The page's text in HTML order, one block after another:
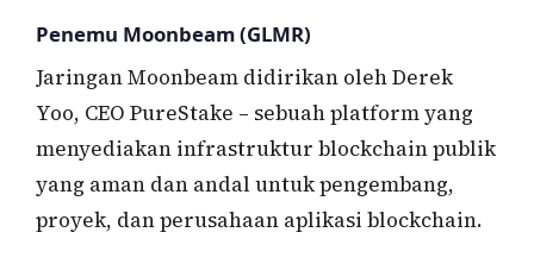
Penemu Moonbeam (GLMR)
Jaringan Moonbeam didirikan oleh Derek
Yoo, CEO PureStake – sebuah platform yang
menyediakan infrastruktur blockchain publik
yang aman dan andal untuk pengembang,
proyek, dan perusahaan aplikasi blockchain.